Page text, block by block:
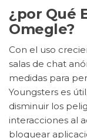
¿por Qué
Omegle?
Con el uso
salas de chat
medidas para
Youngsters es
disminuir los
interacciones al
bloquear